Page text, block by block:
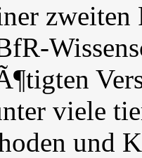
zweiten
viele
und